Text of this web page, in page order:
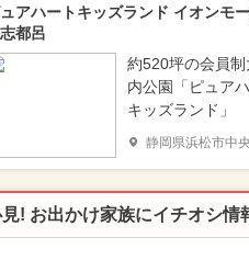
アハートキッズランド イオンモ
都呂
約520坪の会員制
内公園「ピュア
キッズランド」
静岡県浜松市中
! お出かけ家族にイチオシ情